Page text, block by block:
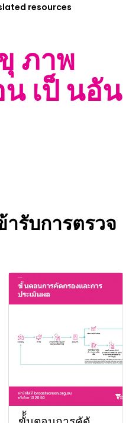
resources
ภาพ
เป็ นอัน
รับการตรวจ